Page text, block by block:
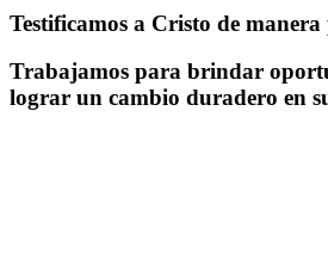
Testificamos a Cristo de
Trabajamos para brindar
lograr un cambio duradero en